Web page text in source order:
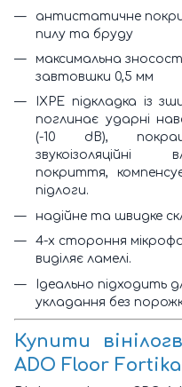
антистатичне
пилу та бруду
максимальна
завтовшки 0,5 мм
IXPE підкладка із
поглинає ударні
(-10 dB),
звукоізоляційні
покриття,
підлоги.
надійне та швидке
4-х стороння
виділяє ламелі.
Ідеально підходить
укладання без
Купити
ADO Floor Fortika